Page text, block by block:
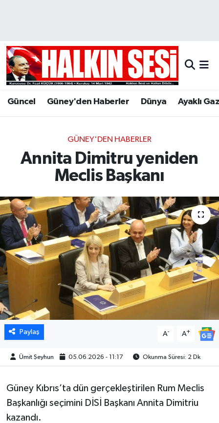
Güncel Güney'den Haberler Dünya Ayaklı
GÜNEY'DEN HABERLER
Annita Dimitru yeniden
Meclis Başkanı
Paylaş A- A+
Ümit Şeyhun 05.06.2026 - 11:17 Okunma Süresi: 2 Dk
Güney Kıbrıs’ta dün gerçekleştirilen Rum Meclis
Başkanlığı seçimini DİSİ Başkanı Annita Dimitriu
kazandı.
Hava Durumu
Trafik Durumu
Tüm Manşetler
Son Dakika Haberleri